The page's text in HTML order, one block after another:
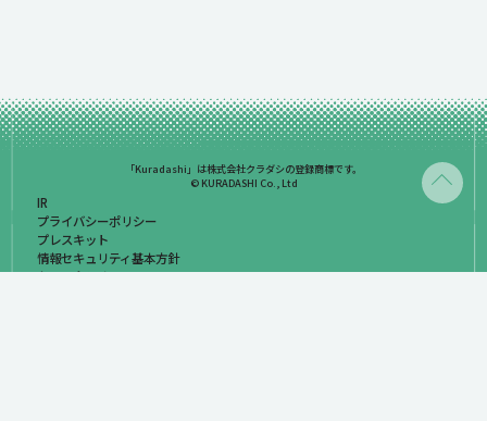
「Kuradashi」は株式会社クラダシの登録商標です。
© KURADASHI Co., Ltd
IR
プライバシーポリシー
プレスキット
情報セキュリティ基本方針
お問い合わせ